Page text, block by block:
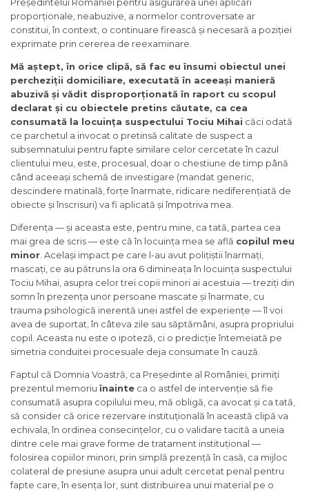
proporționale, neabuzive, a normelor controversate ar
constitui, în context, o continuare firească și necesară a poziției
exprimate prin cererea de reexaminare.
Mă aștept, în orice clipă, să fac eu însumi obiectul unei
percheziții domiciliare, executată în aceeași manieră
abuzivă și vădit disproporționată în raport cu scopul
declarat și cu obiectele pretins căutate, ca cea
consumată la locuința suspectului Tociu Mihai căci odată
ce parchetul a invocat o pretinsă calitate de suspect a
subsemnatului pentru fapte similare celor cercetate în cazul
clientului meu, este, procesual, doar o chestiune de timp până
când aceeași schemă de investigare (mandat generic,
descindere matinală, forțe înarmate, ridicare nediferențiată de
obiecte și înscrisuri) va fi aplicată și împotriva mea.
Diferența — și aceasta este, pentru mine, ca tată, partea cea
mai grea de scris — este că în locuința mea se află copilul meu
minor . Același impact pe care l-au avut polițiștii înarmați,
mascați, ce au pătruns la ora 6 dimineața în locuința suspectului
Tociu Mihai, asupra celor trei copii minori ai acestuia — treziți din
somn în prezența unor persoane mascate și înarmate, cu
trauma psihologică inerentă unei astfel de experiențe — îl voi
avea de suportat, în câteva zile sau săptămâni, asupra propriului
copil. Aceasta nu este o ipoteză, ci o predicție întemeiată pe
simetria conduitei procesuale deja consumate în cauză.
Faptul că Domnia Voastră, ca Președinte al României, primiți
prezentul memoriu înainte ca o astfel de intervenție să fie
consumată asupra copilului meu, mă obligă, ca avocat și ca tată,
să consider că orice rezervare instituțională în această clipă va
echivala, în ordinea consecințelor, cu o validare tacită a uneia
dintre cele mai grave forme de tratament instituțional —
folosirea copiilor minori, prin simplă prezență în casă, ca mijloc
colateral de presiune asupra unui adult cercetat penal pentru
fapte care, în esența lor, sunt distribuirea unui material pe o